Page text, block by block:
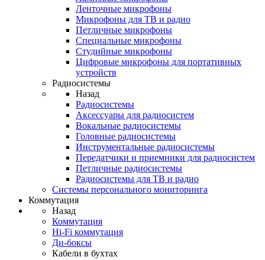
Ленточные микрофоны
Микрофоны для ТВ и радио
Петличные микрофоны
Специальные микрофоны
Студийные микрофоны
Цифровые микрофоны для портативных
устройств
Радиосистемы
Назад
Радиосистемы
Аксессуары для радиосистем
Вокальные радиосистемы
Головные радиосистемы
Инструментальные радиосистемы
Передатчики и приемники для радиосистем
Петличные радиосистемы
Радиосистемы для ТВ и радио
Системы персонального мониторинга
Коммутация
Назад
Коммутация
Hi-Fi коммутация
Ди-боксы
Кабели в бухтах